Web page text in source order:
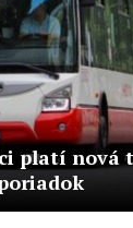
platí nová